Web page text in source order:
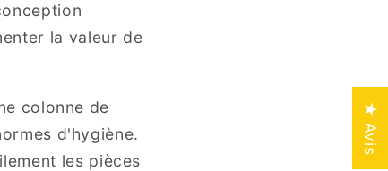
la valeur de
colonne de
d'hygiène.
les pièces
★ Avis